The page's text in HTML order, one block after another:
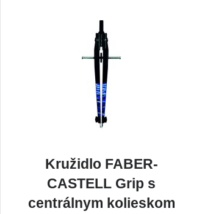
Kružidlo FABER-
CASTELL Grip s
centrálnym kolieskom